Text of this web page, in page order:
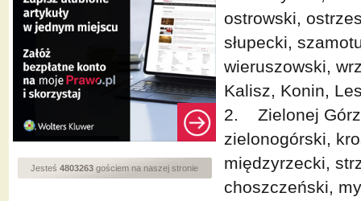
ostrowski,
słupecki,
wieruszowski,
Kalisz, Konin,
2. Zielonej
zielonogórski,
międzyrzecki,
choszczeński,
Jesteś 4803263 gościem na naszej stronie